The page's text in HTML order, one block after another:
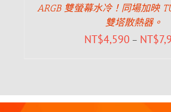
ARGB 雙螢幕水冷！同場加映
雙塔散熱器。
NT$4,590 – NT$